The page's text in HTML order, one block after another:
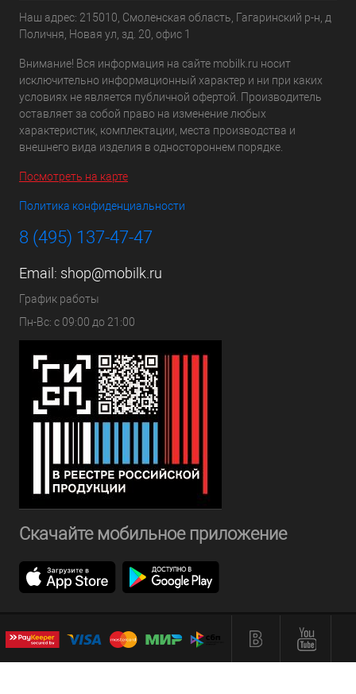
Наш адрес: 215010, Смоленская область, Гагаринский р-н, д
Поличня, Новая ул, зд. 20, офис 1
Внимание! Вся информация на сайте mobilk.ru носит
исключительно информационный характер и ни при каких
условиях не является публичной офертой. Производитель
оставляет за собой право на изменение любых
характеристик, комплектации, места производства и
внешнего вида изделия в одностороннем порядке.
Посмотреть на карте
Политика конфиденциальности
8 (495) 137-47-47
Email: shop@mobilk.ru
График работы
Пн-Вс: с 09:00 до 21:00
Скачайте мобильное приложение